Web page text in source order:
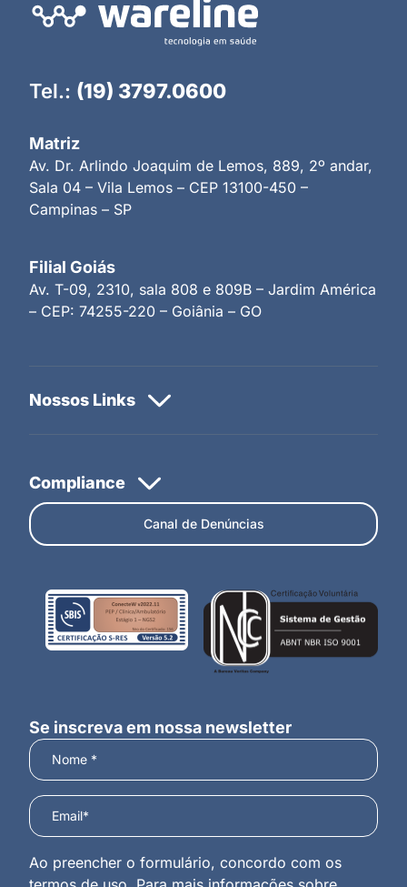
Tel.: (19) 3797.0600
Matriz
Av. Dr. Arlindo Joaquim de Lemos, 889, 2º andar,
Sala 04 – Vila Lemos – CEP 13100-450 –
Campinas – SP
Filial Goiás
Av. T-09, 2310, sala 808 e 809B – Jardim América
– CEP: 74255-220 – Goiânia – GO
Canal de Denúncias
Se inscreva em nossa newsletter
Ao preencher o formulário, concordo com os